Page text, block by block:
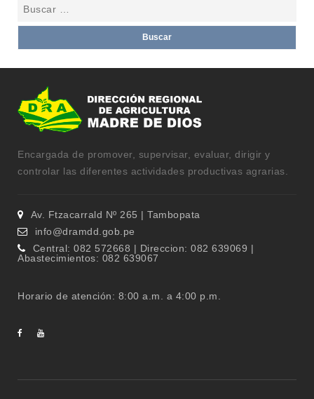
Encargada de promover, supervisar, evaluar, dirigir y
controlar las diferentes actividades productivas agrarias.
Av. Ftzacarrald Nº 265 | Tambopata
info@dramdd.gob.pe
Central: 082 572668 | Direccion: 082 639069 |
Abastecimientos: 082 639067
Horario de atención: 8:00 a.m. a 4:00 p.m.